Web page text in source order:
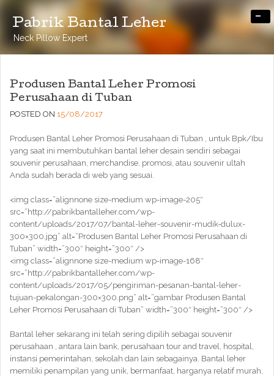
Pabrik Bantal Leher
Neck Pillow Expert
-
Produsen Bantal Leher Promosi
Perusahaan di Tuban
POSTED ON 15/08/2017
Produsen Bantal Leher Promosi Perusahaan di Tuban , untuk Bpk/Ibu
yang saat ini membutuhkan bantal leher desain sendiri sebagai
souvenir perusahaan, merchandise, promosi, atau souvenir ultah
Anda sudah berada di web yang sesuai.
<img class=”alignnone size-medium wp-image-205″
src=”http://pabrikbantalleher.com/wp-
content/uploads/2017/07/bantal-leher-souvenir-mudik-dulux-
300×300.jpg” alt=”Produsen Bantal Leher Promosi Perusahaan di
Tuban” width=”300″ height=”300″ />
<img class=”alignnone size-medium wp-image-168″
src=”http://pabrikbantalleher.com/wp-
content/uploads/2017/05/pengiriman-pesanan-bantal-leher-
tujuan-pekalongan-300×300.png” alt=”gambar Produsen Bantal
Leher Promosi Perusahaan di Tuban” width=”300″ height=”300″ />
Bantal leher sekarang ini telah sering dipilih sebagai souvenir
perusahaan , antara lain bank, perusahaan tour and travel, hospital,
instansi pemerintahan, sekolah dan lain sebagainya. Bantal leher
memiliki penampilan yang unik, bermanfaat, harganya relatif murah,